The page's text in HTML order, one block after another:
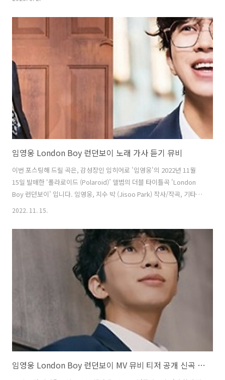
를 쓴 채 파도가 잔잔하게 치고 있는 바닷가를 바라보며 서있는 임영웅의
뒷모습이 담겨있는 사진을 신곡 발매 소식과 함께 공개했습니다. 쓸쓸해
보이면서도 한 편의 영화같은 분위기의 모습에 또 한번 팬들을 설레게 하
였습니다. 임영웅의 신곡 모래 알갱이 는 6월 5일 발매에 앞서, 6월 3일
방송될 '마이 리틀 히어로' 2화 / 2회에서 선..
임영웅 London Boy 런던보이 노래 가사 듣기 뮤비
이번 포스팅해 드릴 곡은, 감성장인 임히어로 '임영웅'의 2022년 11월
15일 발매한 ‘폴라로이드 (Polaroid)’ 앨범의 더블 타이틀곡 'London
Boy 런던보이' 입니다. 임영웅, 지수 박 (Jisoo Park) 작사/작곡, 기타리
스트 겸 싱어송라이터 김홍갑 편곡 의 곡으로, 임영웅의 첫 자작곡이자
물 같은 노래로, 밴드와 함께 즐기는 러블리하며 밝고 경쾌한 노래입니
다. 임영웅 London Boy 런던보이 노래 가사 꿈에 그리던 그곳 난 여기
있어 저 푸른 바다 위로 널 닮은 하늘 I’m in London oh, I’m in London,
yeah 드넓은 공원 안에 널 담은 향기 가는 모든 곳마다 난 네가 보여 I’m
2022. 11. 15.
임영웅 London Boy 런던보이 MV 뮤비 티저 공개 신곡 첫자작곡